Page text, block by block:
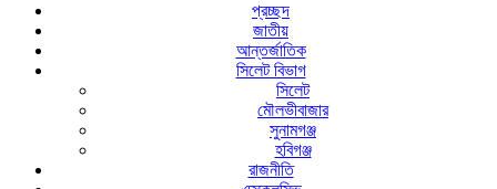
প্রচ্ছদ
জাতীয়
আন্তর্জাতিক
সিলেট বিভাগ
সিলেট
মৌলভীবাজার
সুনামগঞ্জ
হবিগঞ্জ
রাজনীতি